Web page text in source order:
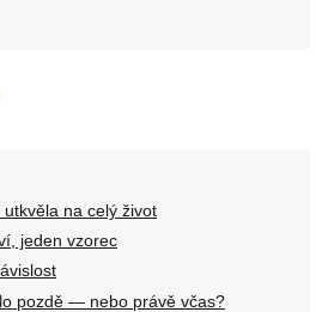
na celý život
jeden vzorec
pozdě — nebo právě včas?